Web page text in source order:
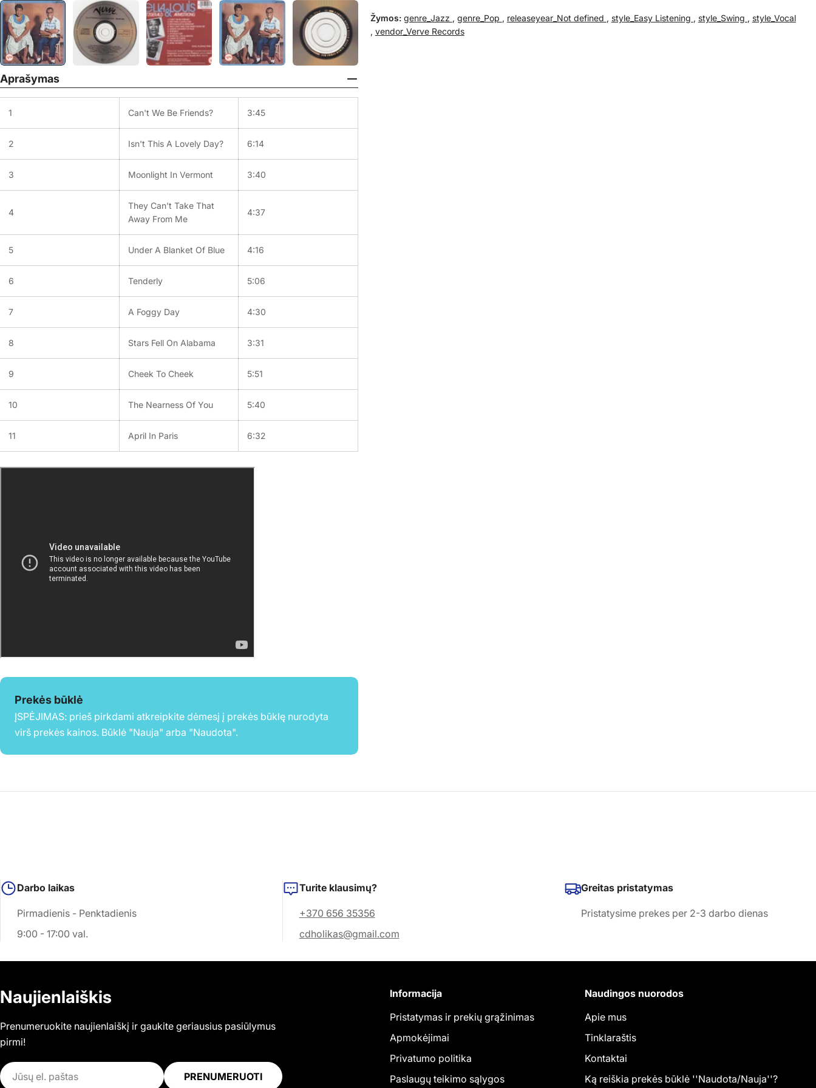
Aprašymas
1 Can't We Be Friends? 3:45
2 Isn't This A Lovely Day? 6:14
3 Moonlight In Vermont 3:40
4
They Can't Take That
Away From Me
4:37
5 Under A Blanket Of Blue 4:16
6 Tenderly 5:06
7 A Foggy Day 4:30
8 Stars Fell On Alabama 3:31
9 Cheek To Cheek 5:51
10 The Nearness Of You 5:40
11 April In Paris 6:32
Prekės būklė
ĮSPĖJIMAS: prieš pirkdami atkreipkite dėmesį į prekės būklę nurodyta
virš prekės kainos. Būklė "Nauja" arba "Naudota".
Žymos: genre_Jazz , genre_Pop , releaseyear_Not defined , style_Easy Listening , style_Swing , style_Vocal
, vendor_Verve Records
Darbo laikas
Pirmadienis - Penktadienis
9:00 - 17:00 val.
Turite klausimų?
+370 656 35356
cdholikas@gmail.com
Greitas pristatymas
Pristatysime prekes per 2-3 darbo dienas
Naujienlaiškis
Prenumeruokite naujienlaiškį ir gaukite geriausius pasiūlymus
pirmi!
El.
paštas
PRENUMERUOTI
Informacija
Pristatymas ir prekių grąžinimas
Apmokėjimai
Privatumo politika
Paslaugų teikimo sąlygos
Naudingos nuorodos
Apie mus
Tinklaraštis
Kontaktai
Ką reiškia prekės būklė ''Naudota/Nauja''?